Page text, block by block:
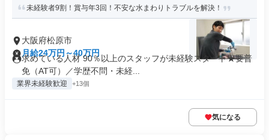
未経験者9割！賞与年3回！不安な水まわりトラブルを解決！
大阪府松原市
月給24万円～40万円
求めている人材 90％以上のスタッフが未経験スタート★要普
免（AT可）／学歴不問・未経...
業界未経験歓迎 +13個
気になる